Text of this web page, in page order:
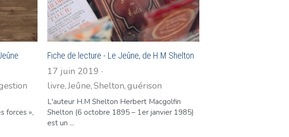
»,
Fiche de lecture - Le Jeûne, de H.M Shelton
17 juin 2019 ·
livre,Jeûne,Shelton,guérison
L'auteur H.M Shelton Herbert Macgolfin
Shelton (6 octobre 1895 – 1er janvier 1985)
est un ...